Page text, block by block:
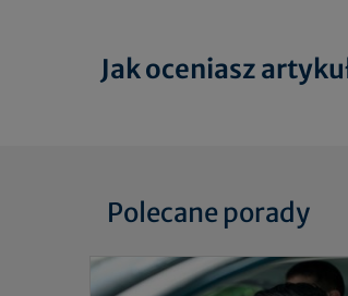
Jak oceniasz
Polecane porady